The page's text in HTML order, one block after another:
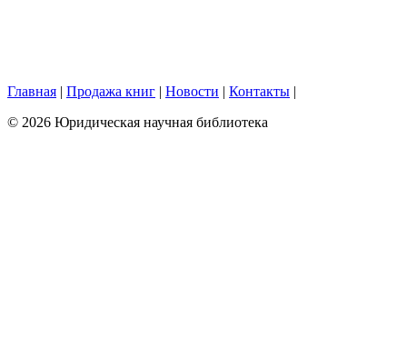
Главная | Продажа книг | Новости | Контакты |
© 2026 Юридическая научная библиотека